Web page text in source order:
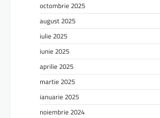
octombrie 2025
august 2025
iulie 2025
iunie 2025
aprilie 2025
martie 2025
ianuarie 2025
noiembrie 2024